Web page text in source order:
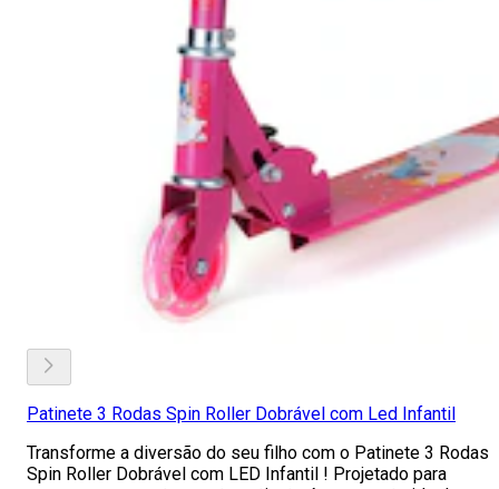
Patinete 3 Rodas Spin Roller Dobrável com Led Infantil
Transforme a diversão do seu filho com o Patinete 3 Rodas
Spin Roller Dobrável com LED Infantil ! Projetado para